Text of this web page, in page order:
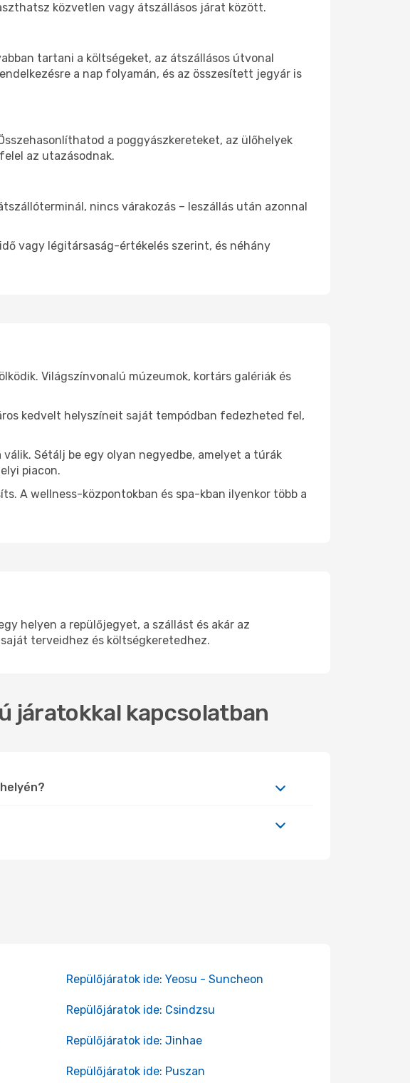
közvetlen vagy átszállásos járat között.
tartani a költségeket, az átszállásos útvonal
a nap folyamán, és az összesített jegyár is
a poggyászkereteket, az ülőhelyek
az utazásodnak.
nincs várakozás – leszállás után azonnal
vagy légitársaság-értékelés szerint, és néhány
Világszínvonalú múzeumok, kortárs galériák és
kedvelt helyszíneit saját tempódban fedezheted fel,
Sétálj be egy olyan negyedbe, amelyet a túrák
piacon.
A wellness-központokban és spa-kban ilyenkor több a
helyen a repülőjegyet, a szállást és akár az
terveidhez és költségkeretedhez.
járatokkal kapcsolatban
Repülőjáratok ide: Yeosu - Suncheon
Repülőjáratok ide: Csindzsu
Repülőjáratok ide: Jinhae
Repülőjáratok ide: Puszan